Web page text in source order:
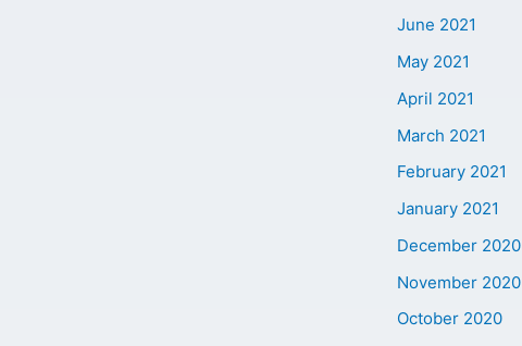
June 2021
May 2021
April 2021
March 2021
February 2021
January 2021
December 2020
November 2020
October 2020